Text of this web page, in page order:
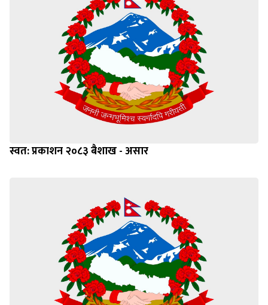
स्वत: प्रकाशन २०८३ बैशाख - असार